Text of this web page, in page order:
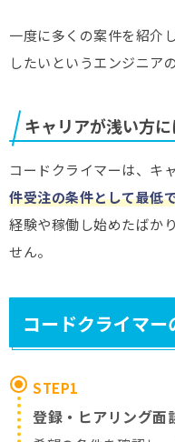
一度に多くの案件を紹介
したいというエンジニア
キャリアが浅い方
コードクライマーは、キ
件受注の条件として最低
経験や稼働し始めたばか
せん。
コードクライマ
STEP1
登録・ヒアリング面